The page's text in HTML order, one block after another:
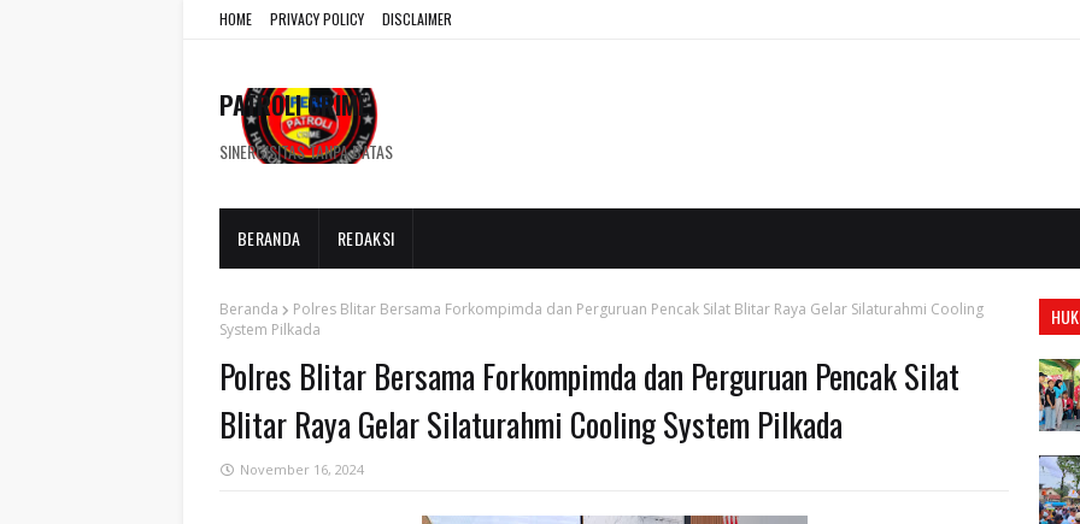
HOME PRIVACY POLICY DISCLAIMER
PATROLI CRIME
SINERGISITAS TANPA BATAS
BERANDA REDAKSI
Beranda
Polres Blitar Bersama Forkompimda dan Perguruan Pencak Silat Blitar Raya Gelar Silaturahmi Cooling
System Pilkada
Polres Blitar Bersama Forkompimda dan Perguruan Pencak Silat
Blitar Raya Gelar Silaturahmi Cooling System Pilkada
November 16, 2024